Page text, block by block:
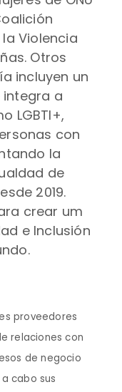
Violencia
Otros
incluyen un
integra a
LGBTI+,
con
la
de
2019.
crear um
e Inclusión
proveedores
relaciones con
de negocio
cabo sus